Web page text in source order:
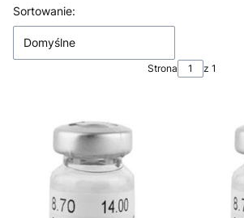
Lista produktów
Sortowanie:
Domyślne
Strona z 1